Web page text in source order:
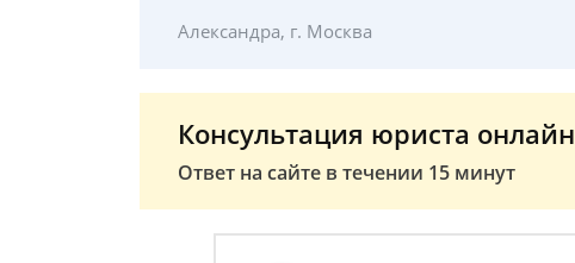
Александра, г. Москва
Консультация юриста онлайн
Ответ на сайте в течении 15 минут